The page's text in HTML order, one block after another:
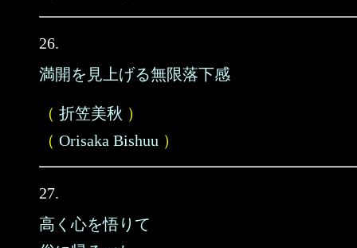
26.
満開を見上げる無限落下感
（ 折笠美秋 ）
（ Orisaka Bishuu ）
27.
高く心を悟りて